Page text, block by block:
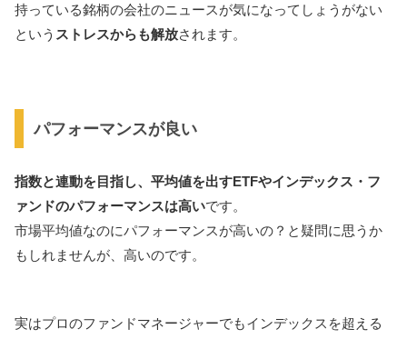
持っている銘柄の会社のニュースが気になってしょうがない
という ストレスからも解放されます。
パフォーマンスが良い
指数と連動を目指し、平均値を出すETFやインデックス・フ
ァンドのパフォーマンスは高いです。
市場平均値なのにパフォーマンスが高いの？と疑問に思うか
もしれませんが、高いのです。
実はプロのファンドマネージャーでもインデックスを超える